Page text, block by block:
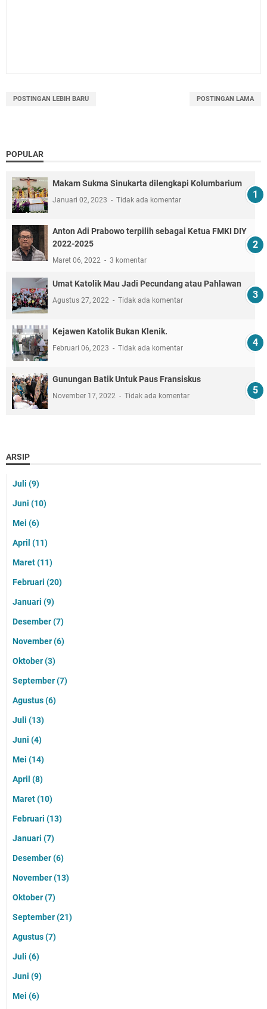
POSTINGAN LEBIH BARU POSTINGAN LAMA
POPULAR
Makam Sukma Sinukarta dilengkapi Kolumbarium
Januari 02, 2023 Tidak ada komentar
Anton Adi Prabowo terpilih sebagai Ketua FMKI DIY
2022-2025
Maret 06, 2022 3 komentar
Umat Katolik Mau Jadi Pecundang atau Pahlawan
Agustus 27, 2022 Tidak ada komentar
Kejawen Katolik Bukan Klenik.
Februari 06, 2023 Tidak ada komentar
Gunungan Batik Untuk Paus Fransiskus
November 17, 2022 Tidak ada komentar
ARSIP
Juli (9)
Juni (10)
Mei (6)
April (11)
Maret(11)
Februari (20)
Januari (9)
Desember(7)
November(6)
Oktober(3)
September(7)
Agustus(6)
Juli (13)
Juni (4)
Mei (14)
April (8)
Maret(10)
Februari (13)
Januari (7)
Desember(6)
November(13)
Oktober(7)
September(21)
Agustus(7)
Juli (6)
Juni (9)
Mei (6)